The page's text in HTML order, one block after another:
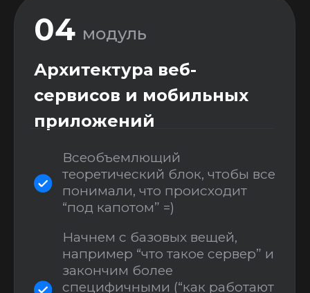
06 модуль
Экспресс курс по
FLUTTER
От самых основ (переменные
и типы данных, булева логика),
до написания кастомных
виджетов и кастомных
действий
программирования, чтобы у
вас была возможность
разработать любое
приложение